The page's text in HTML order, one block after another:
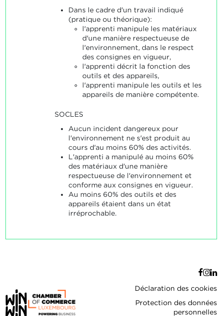
Dans le cadre d'un travail indiqué
(pratique ou théorique):
l'apprenti manipule les matériaux
d'une manière respectueuse de
l'environnement, dans le respect
des consignes en vigueur,
l'apprenti décrit la fonction des
outils et des appareils,
l'apprenti manipule les outils et les
appareils de manière compétente.
SOCLES
Aucun incident dangereux pour
l'environnement ne s'est produit au
cours d'au moins 60% des activités.
L'apprenti a manipulé au moins 60%
des matériaux d'une manière
respectueuse de l'environnement et
conforme aux consignes en vigueur.
Au moins 60% des outils et des
appareils étaient dans un état
irréprochable.
Déclaration des cookies
Protection des données
personnelles